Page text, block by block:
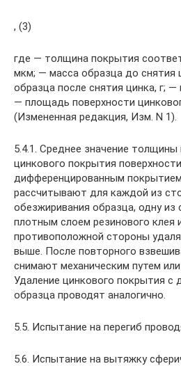
, (3)
где — толщина покрытия
мкм; — масса образца до снятия
образца после снятия цинка, г;
— площадь поверхности
(Измененная редакция, Изм. N 1).
5.4.1. Среднее значение
цинкового покрытия
дифференцированным
рассчитывают для каждой из
обезжиривания образца, одну
плотным слоем резинового клея
противоположной стороны
выше. После повторного
снимают механическим путем
Удаление цинкового покрытия с
образца проводят аналогично.
5.5. Испытание на перегиб
5.6. Испытание на вытяжку